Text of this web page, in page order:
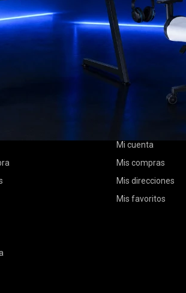
Mi cuenta
Mis compras
Mis direcciones
Mis favoritos